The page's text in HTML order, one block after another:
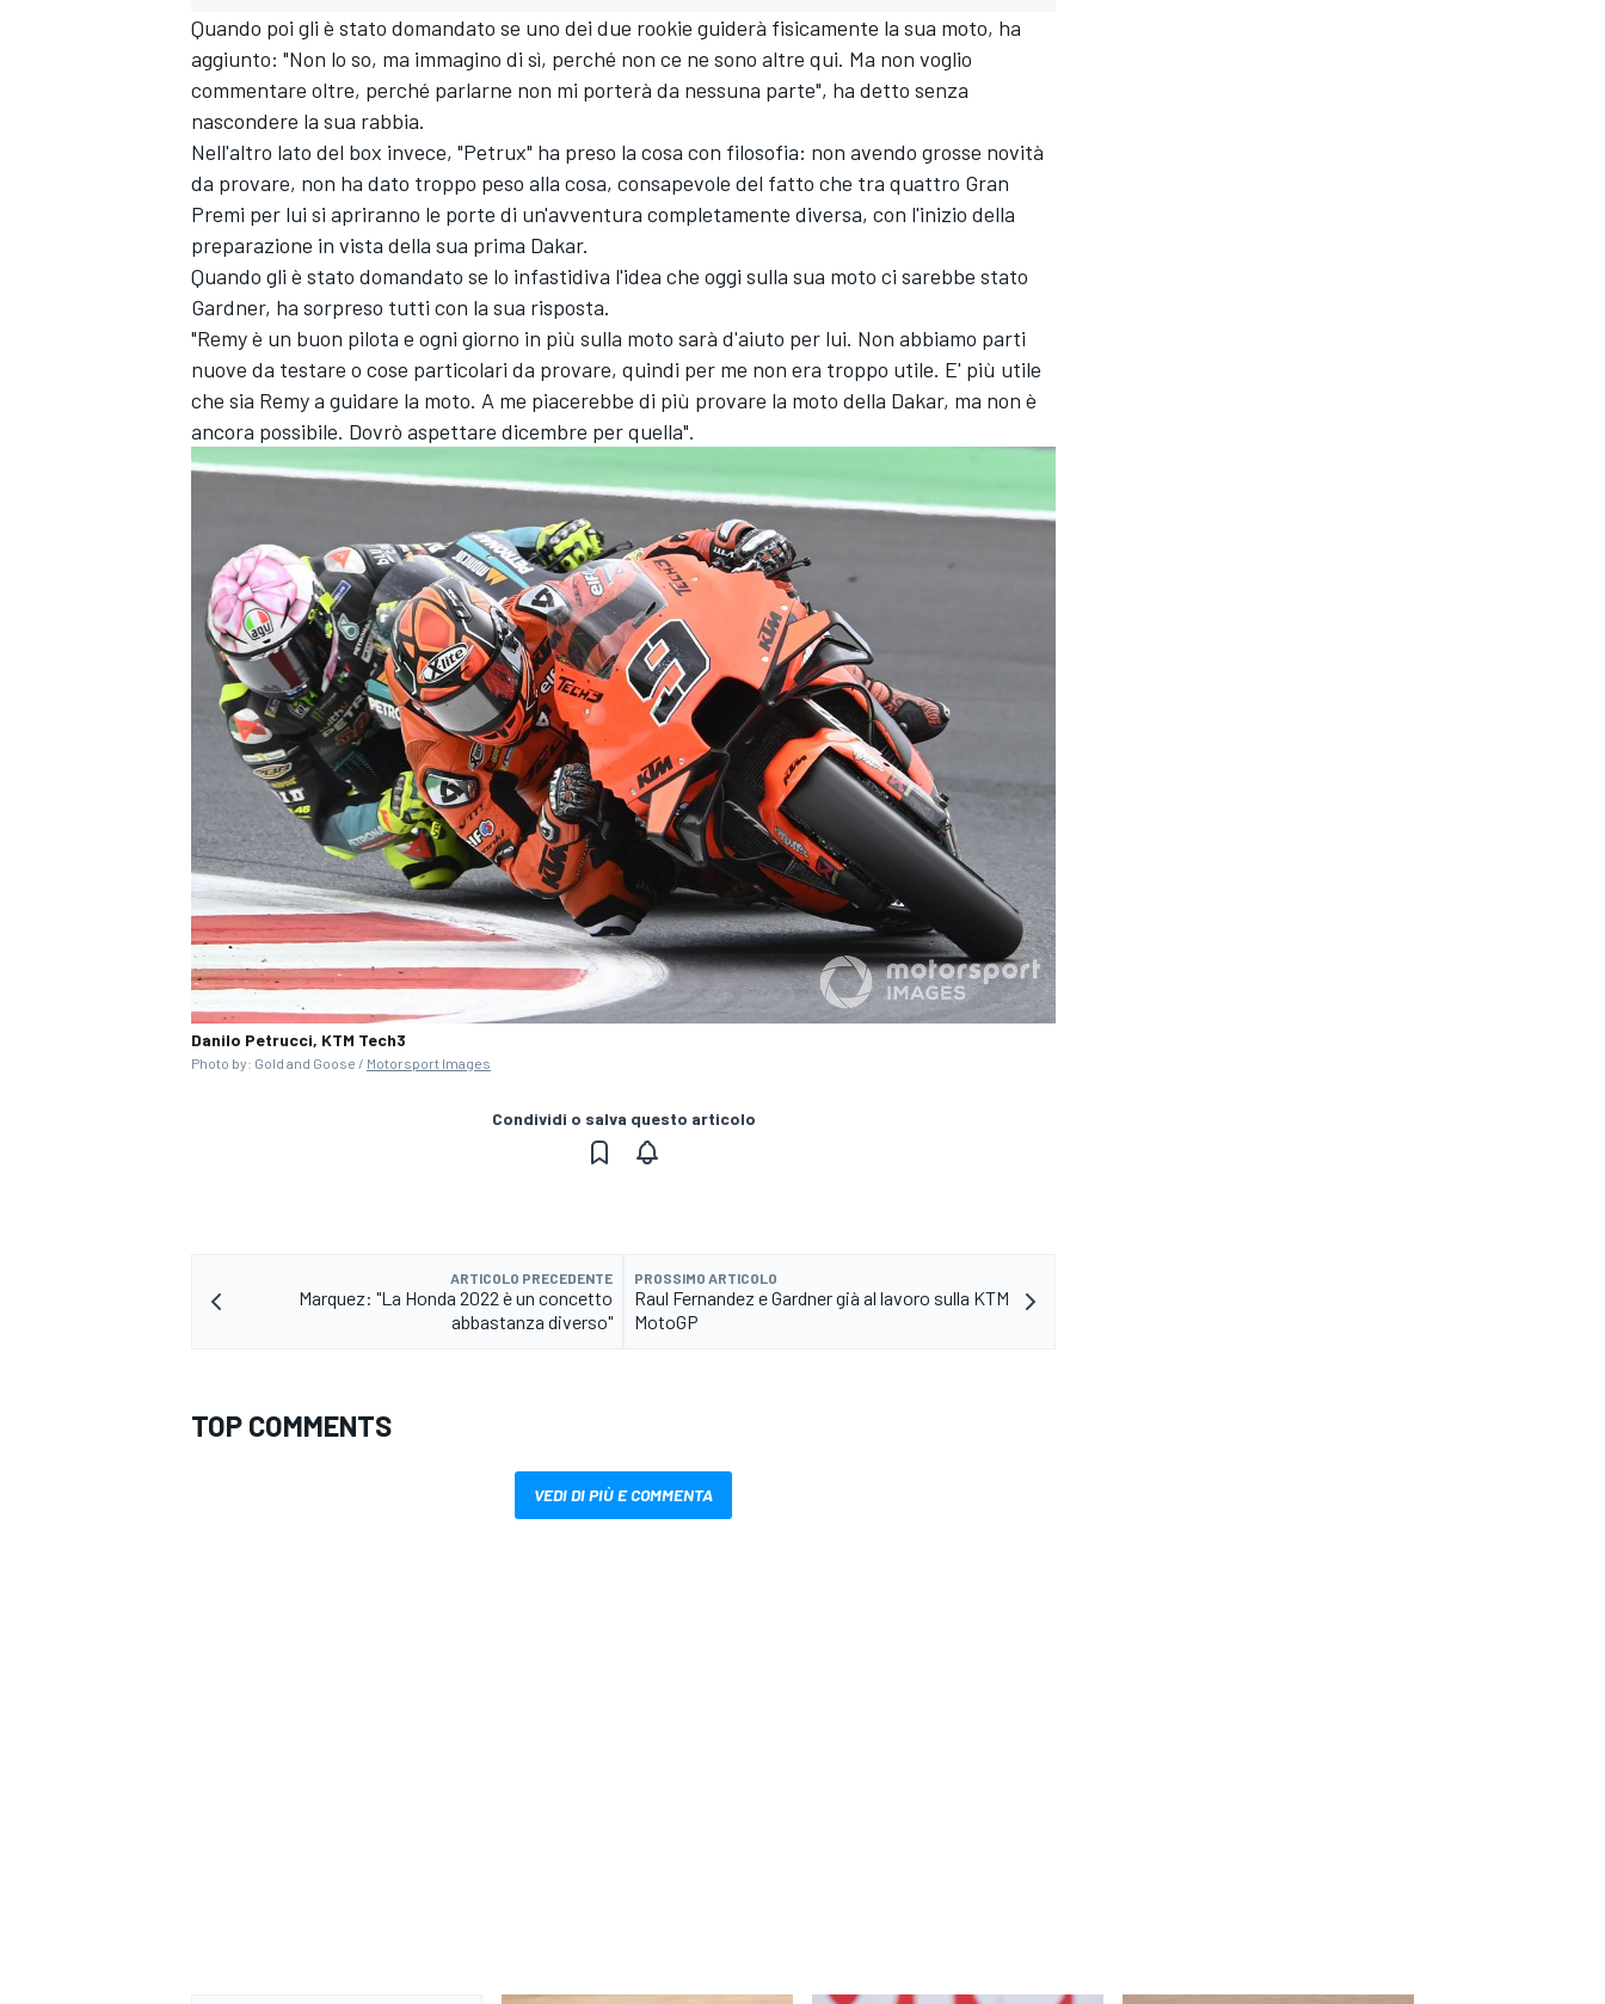
ENDURANCE/GT
MONOMARCA
Quando poi gli è stato domandato se uno dei due rookie guiderà fisicamente la sua moto, ha
aggiunto: "Non lo so, ma immagino di sì, perché non ce ne sono altre qui. Ma non voglio
commentare oltre, perché parlarne non mi porterà da nessuna parte", ha detto senza
nascondere la sua rabbia.
Nell'altro lato del box invece, "Petrux" ha preso la cosa con filosofia: non avendo grosse novità
da provare, non ha dato troppo peso alla cosa, consapevole del fatto che tra quattro Gran
Premi per lui si apriranno le porte di un'avventura completamente diversa, con l'inizio della
preparazione in vista della sua prima Dakar.
Quando gli è stato domandato se lo infastidiva l'idea che oggi sulla sua moto ci sarebbe stato
Gardner, ha sorpreso tutti con la sua risposta.
"Remy è un buon pilota e ogni giorno in più sulla moto sarà d'aiuto per lui. Non abbiamo parti
nuove da testare o cose particolari da provare, quindi per me non era troppo utile. E' più utile
che sia Remy a guidare la moto. A me piacerebbe di più provare la moto della Dakar, ma non è
ancora possibile. Dovrò aspettare dicembre per quella".
Danilo Petrucci, KTM Tech3
Photo by: Gold and Goose / Motorsport Images
Condividi o salva questo articolo
ARTICOLO PRECEDENTE
Marquez: "La Honda 2022 è un concetto
abbastanza diverso"
PROSSIMO ARTICOLO
Raul Fernandez e Gardner già al lavoro sulla KTM
MotoGP
TOP COMMENTS
VEDI DI PIÙ E COMMENTA